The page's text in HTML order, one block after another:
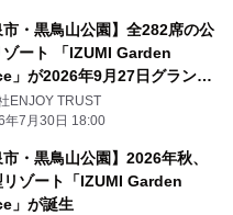
市・黒鳥山公園】全282席の公
ゾート 「IZUMI Garden
」が2026年9月27日グランド
ン 7月30日よりBBQの予約受
始
ENJOY TRUST
年7月30日 18:00
市・黒鳥山公園】2026年秋、
リゾート「IZUMI Garden
」が誕生